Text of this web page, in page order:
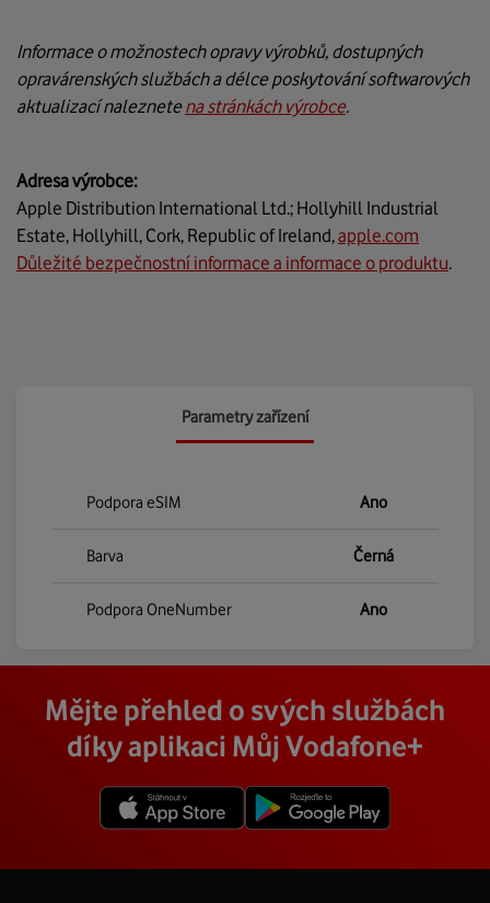
Informace o možnostech opravy výrobků, dostupných
opravárenských službách a délce poskytování softwarových
aktualizací naleznetena stránkách výrobce.
Adresa výrobce:
Apple Distribution International Ltd.; Hollyhill Industrial
Estate, Hollyhill, Cork, Republic of Ireland,apple.com
Důležité bezpečnostní informace a informace o produktu.
Parametry zařízení
Podpora eSIM Ano
Barva Černá
Podpora OneNumber Ano
Mějte přehled o svých službách
díky aplikaci Můj Vodafone+